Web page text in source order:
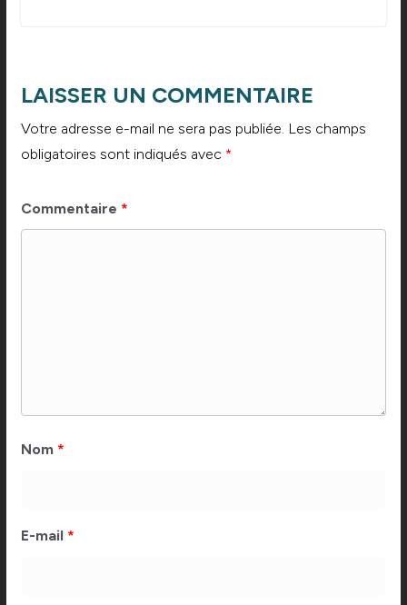
LAISSER UN COMMENTAIRE
Votre adresse e-mail ne sera pas publiée. Les champs
obligatoires sont indiqués avec *
Commentaire *
Nom *
E-mail *